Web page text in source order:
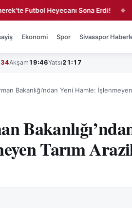
Futbol Heyecanı Sona Erdi! ◆ Her
Ekonomi Spor Sivasspor
Akşam 19:46Yatsı21:17
Bakanlığı’ndan Yeni Hamle:
Tarım